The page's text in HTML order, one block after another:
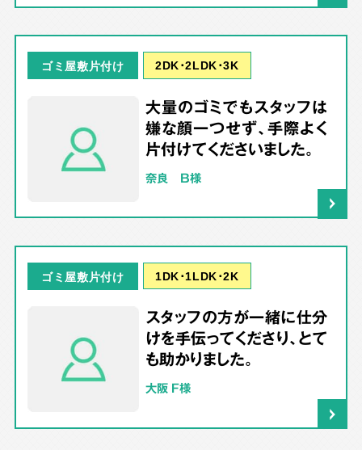
ゴミ屋敷片付け 2DK･2LDK･3K
大量のゴミでもスタッフは
嫌な顔一つせず、手際よく
片付けてくださいました。
奈良 B様
ゴミ屋敷片付け 1DK･1LDK･2K
スタッフの方が一緒に仕分
けを手伝ってくださり、とて
も助かりました。
大阪 F様